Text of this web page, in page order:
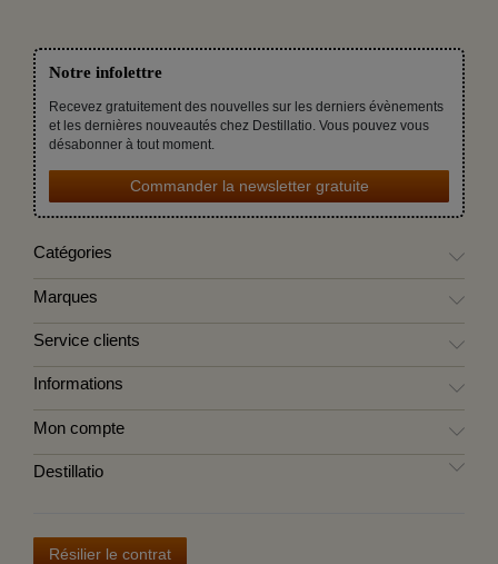
Notre infolettre
Recevez gratuitement des nouvelles sur les derniers évènements
et les dernières nouveautés chez Destillatio. Vous pouvez vous
désabonner à tout moment.
Commander la newsletter gratuite
Catégories
Marques
Service clients
Informations
Mon compte
Destillatio
Résilier le contrat